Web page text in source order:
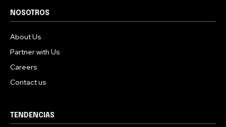
NOSOTROS
About Us
Partner with Us
Careers
Contact us
TENDENCIAS